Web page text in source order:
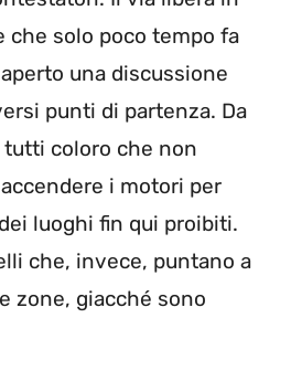
che solo poco tempo fa
una discussione
punti di partenza. Da
coloro che non
i motori per
luoghi fin qui proibiti.
che, invece, puntano a
zone, giacché sono